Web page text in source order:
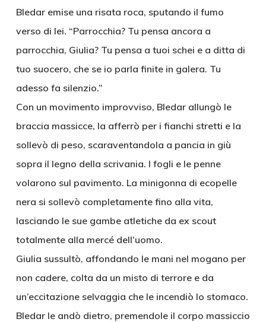
Bledar emise una risata roca, sputando il fumo
verso di lei. “Parrocchia? Tu pensa ancora a
parrocchia, Giulia? Tu pensa a tuoi schei e a ditta di
tuo suocero, che se io parla finite in galera. Tu
adesso fa silenzio.”
Con un movimento improvviso, Bledar allungò le
braccia massicce, la afferrò per i fianchi stretti e la
sollevò di peso, scaraventandola a pancia in giù
sopra il legno della scrivania. I fogli e le penne
volarono sul pavimento. La minigonna di ecopelle
nera si sollevò completamente fino alla vita,
lasciando le sue gambe atletiche da ex scout
totalmente alla mercé dell’uomo.
Giulia sussultò, affondando le mani nel mogano per
non cadere, colta da un misto di terrore e da
un’eccitazione selvaggia che le incendiò lo stomaco.
Bledar le andò dietro, premendole il corpo massiccio